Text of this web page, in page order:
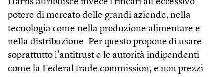
Harris attribuisce invece i rincari all’eccessivo
potere di mercato delle grandi aziende, nella
tecnologia come nella produzione alimentare e
nella distribuzione. Per questo propone di usare
soprattutto l’antitrust e le autorità indipendenti
come la Federal trade commission, e non prezzi